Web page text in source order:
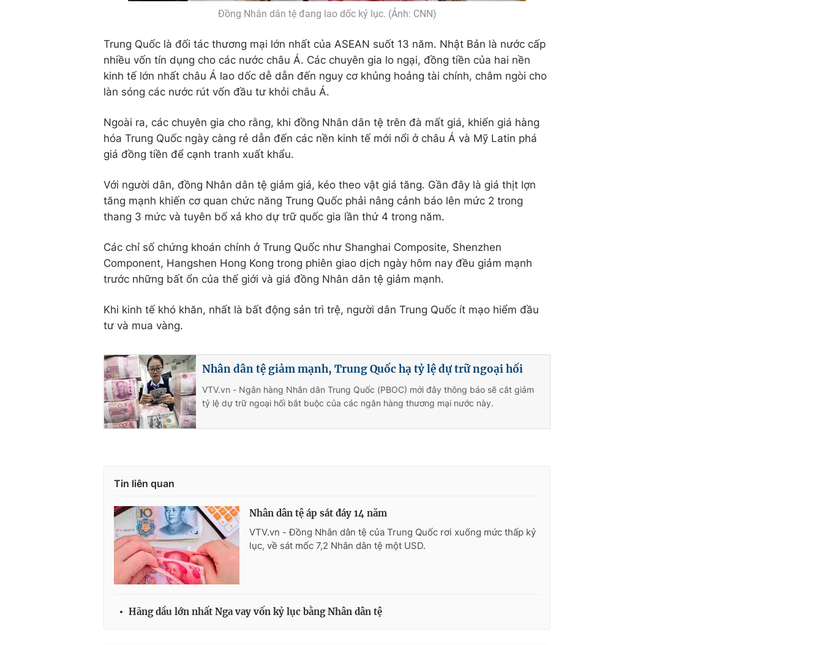
Đồng Nhân dân tệ đang lao dốc kỷ lục. (Ảnh: CNN)
Trung Quốc là đối tác thương mại lớn nhất của ASEAN suốt 13 năm. Nhật Bản là nước cấp
nhiều vốn tín dụng cho các nước châu Á. Các chuyên gia lo ngại, đồng tiền của hai nền
kinh tế lớn nhất châu Á lao dốc dễ dẫn đến nguy cơ khủng hoảng tài chính, châm ngòi cho
làn sóng các nước rút vốn đầu tư khỏi châu Á.
Ngoài ra, các chuyên gia cho rằng, khi đồng Nhân dân tệ trên đà mất giá, khiến giá hàng
hóa Trung Quốc ngày càng rẻ dẫn đến các nền kinh tế mới nổi ở châu Á và Mỹ Latin phá
giá đồng tiền để cạnh tranh xuất khẩu.
Với người dân, đồng Nhân dân tệ giảm giá, kéo theo vật giá tăng. Gần đây là giá thịt lợn
tăng mạnh khiến cơ quan chức năng Trung Quốc phải nâng cảnh báo lên mức 2 trong
thang 3 mức và tuyên bố xả kho dự trữ quốc gia lần thứ 4 trong năm.
Các chỉ số chứng khoán chính ở Trung Quốc như Shanghai Composite, Shenzhen
Component, Hangshen Hong Kong trong phiên giao dịch ngày hôm nay đều giảm mạnh
trước những bất ổn của thế giới và giá đồng Nhân dân tệ giảm mạnh.
Khi kinh tế khó khăn, nhất là bất động sản trì trệ, người dân Trung Quốc ít mạo hiểm đầu
tư và mua vàng.
Nhân dân tệ giảm mạnh, Trung Quốc hạ tỷ lệ dự trữ ngoại hối
VTV.vn - Ngân hàng Nhân dân Trung Quốc (PBOC) mới đây thông báo sẽ cắt giảm
tỷ lệ dự trữ ngoại hối bắt buộc của các ngân hàng thương mại nước này.
Tin liên quan
Nhân dân tệ áp sát đáy 14 năm
VTV.vn - Đồng Nhân dân tệ của Trung Quốc rơi xuống mức thấp kỷ
lục, về sát mốc 7,2 Nhân dân tệ một USD.
Hãng dầu lớn nhất Nga vay vốn kỷ lục bằng Nhân dân tệ